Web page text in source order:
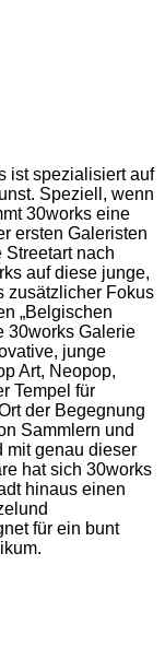
ist spezialisiert auf
Speziell, wenn
30works eine
ersten Galeristen
Streetart nach
auf diese junge,
zusätzlicher Fokus
„Belgischen
30works Galerie
junge
Art, Neopop,
Tempel für
der Begegnung
Sammlern und
mit genau dieser
hat sich 30works
hinaus einen
für ein bunt